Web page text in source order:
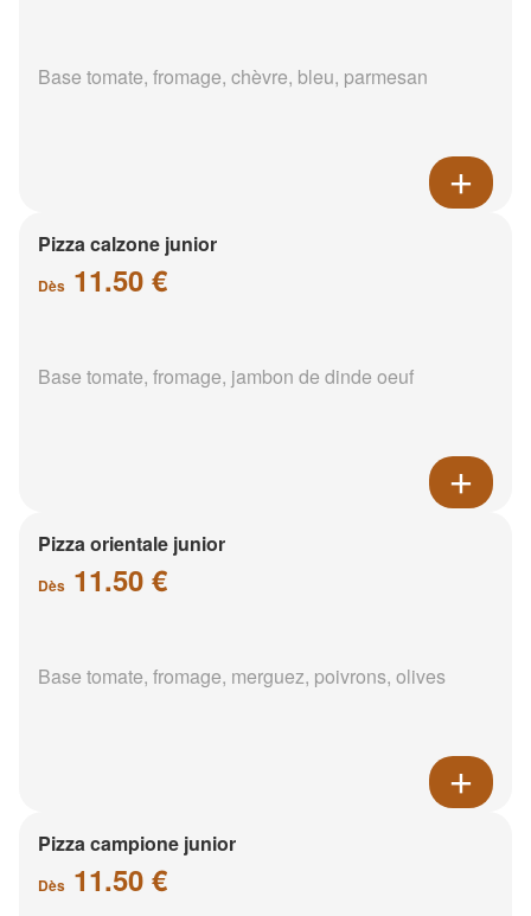
Base tomate, fromage, chèvre, bleu, parmesan
Pizza calzone junior
Dès 11.50 €
Base tomate, fromage, jambon de dinde oeuf
Pizza orientale junior
Dès 11.50 €
Base tomate, fromage, merguez, poivrons, olives
Pizza campione junior
Dès 11.50 €